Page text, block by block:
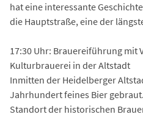
hat eine interessante
die Hauptstraße, eine der
17:30 Uhr: Brauereiführung mit
Kulturbrauerei in der Altstadt
Inmitten der Heidelberger
Jahrhundert feines Bier
Standort der historischen